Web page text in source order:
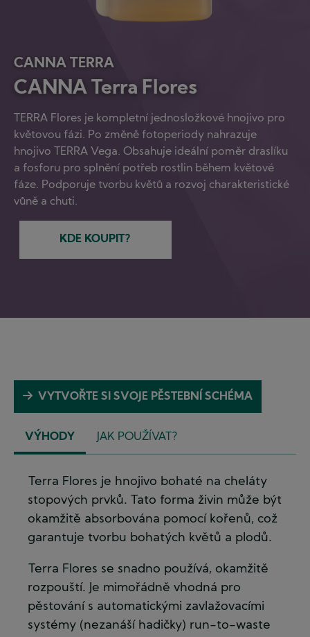
CANNA TERRA
CANNA Terra Flores
TERRA Flores je kompletní jednosložkové hnojivo pro
květovou fázi. Po změně fotoperiody nahrazuje
hnojivo TERRA Vega. Obsahuje ideální poměr draslíku
a fosforu pro splnění potřeb rostlin během květové
fáze. Podporuje tvorbu květů a rozvoj charakteristické
vůně a chuti.
KDE KOUPIT?
VÝHODY
(ACTIVE
JAK POUŽÍVAT?
VYTVOŘTE SI SVOJE PĚSTEBNÍ SCHÉMA
Terra Flores je hnojivo bohaté na cheláty
stopových prvků. Tato forma živin může být
okamžitě absorbována pomocí kořenů, což
garantuje tvorbu bohatých květů a plodů.
Terra Flores se snadno používá, okamžitě
rozpouští. Je mimořádně vhodná pro
pěstování s automatickými zavlažovacími
systémy (nezanáší hadičky) run-to-waste